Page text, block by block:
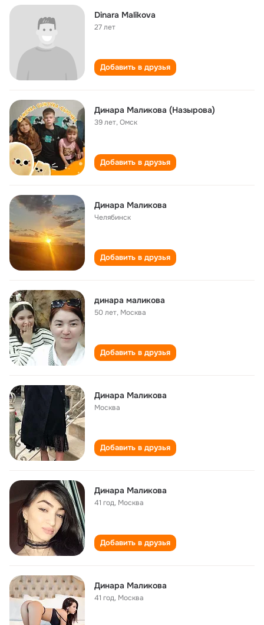
Dinara Malikova
27 лет
Добавить в друзья
Динара Маликова (Назырова)
39 лет,Омск
Добавить в друзья
Динара Маликова
Челябинск
Добавить в друзья
динара маликова
50 лет, Москва
Добавить в друзья
Динара Маликова
Москва
Добавить в друзья
Динара Маликова
41 год, Москва
Добавить в друзья
Динара Маликова
41 год, Москва